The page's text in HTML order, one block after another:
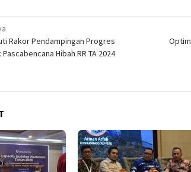
Rakor Pendampingan Progres
Hibah RR TA 2024